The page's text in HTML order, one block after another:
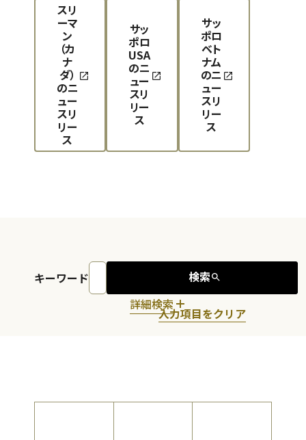
スリ
ーマ
ン
（カ
ナ
ダ）
のニ
ュー
スリ
リー
ス
サッ
ポロ
USA
のニ
ュー
スリ
リー
ス
サッ
ポロ
ベト
ナム
のニ
ュー
スリ
リー
ス
キーワード 検索
入力項目をクリア
詳細検索